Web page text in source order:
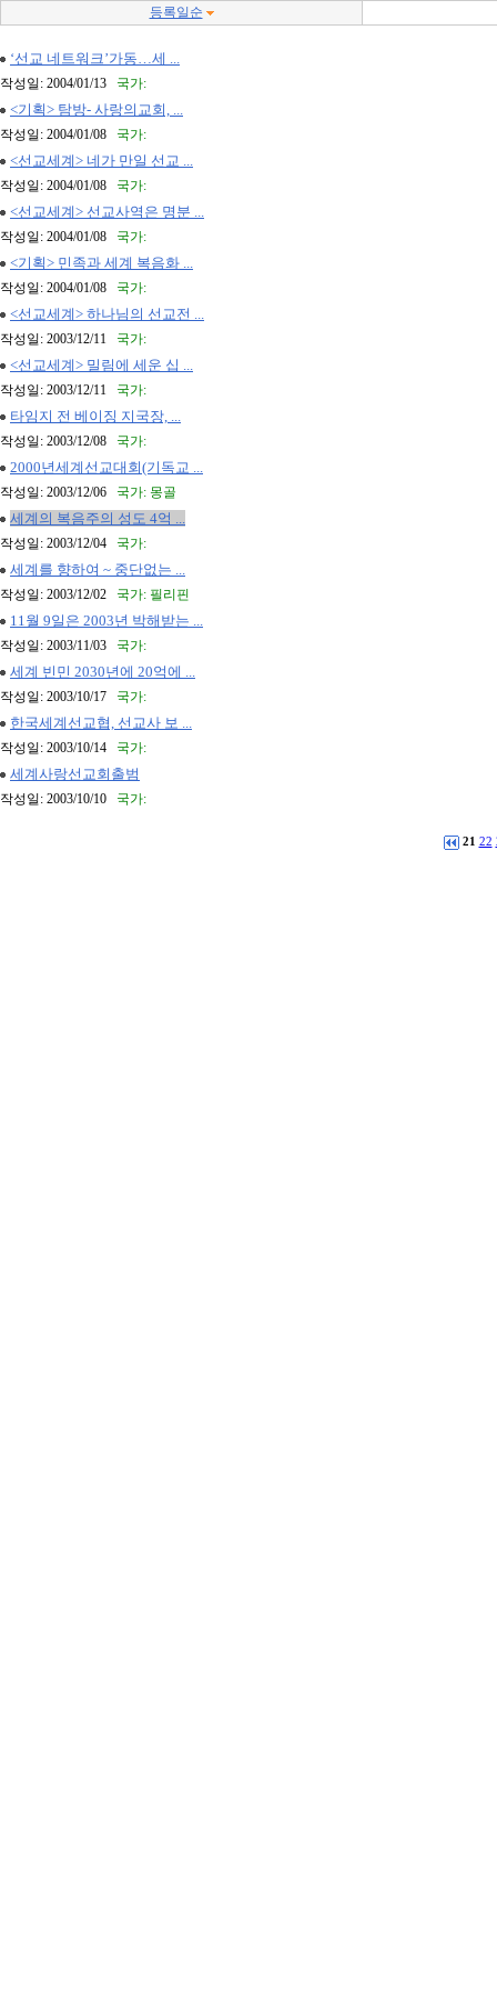
등록일순
‘선교 네트워크’가동…세 ...
작성일: 2004/01/13 국가:
<기획> 탐방- 사랑의교회, ...
작성일: 2004/01/08 국가:
<선교세계> 네가 만일 선교 ...
작성일: 2004/01/08 국가:
<선교세계> 선교사역은 명분 ...
작성일: 2004/01/08 국가:
<기획> 민족과 세계 복음화 ...
작성일: 2004/01/08 국가:
<선교세계> 하나님의 선교전 ...
작성일: 2003/12/11 국가:
<선교세계> 밀림에 세운 십 ...
작성일: 2003/12/11 국가:
타임지 전 베이징 지국장, ...
작성일: 2003/12/08 국가:
2000년세계선교대회(기독교 ...
작성일: 2003/12/06 국가: 몽골
세계의 복음주의 성도 4억 ...
작성일: 2003/12/04 국가:
세계를 향하여 ~ 중단없는 ...
작성일: 2003/12/02 국가: 필리핀
11월 9일은 2003년 박해받는 ...
작성일: 2003/11/03 국가:
세계 빈민 2030년에 20억에 ...
작성일: 2003/10/17 국가:
한국세계선교협, 선교사 보 ...
작성일: 2003/10/14 국가:
세계사랑선교회출범
작성일: 2003/10/10 국가:
21 22